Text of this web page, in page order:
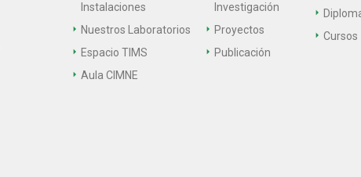
Instalaciones
Nuestros Laboratorios
Espacio TIMS
Aula CIMNE
Investigación
Proyectos
Publicación
Cursos